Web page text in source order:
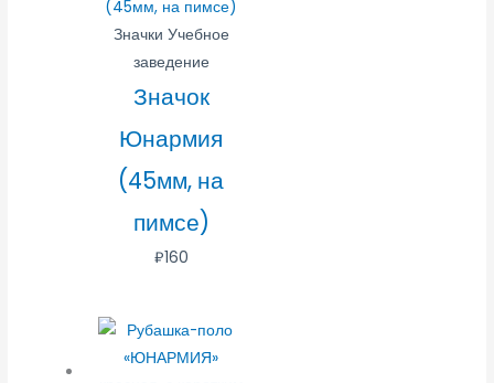
Значки Учебное
заведение
Значок
Юнармия
(45мм, на
пимсе)
₽160